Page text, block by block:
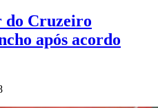
Cruzeiro
após acordo